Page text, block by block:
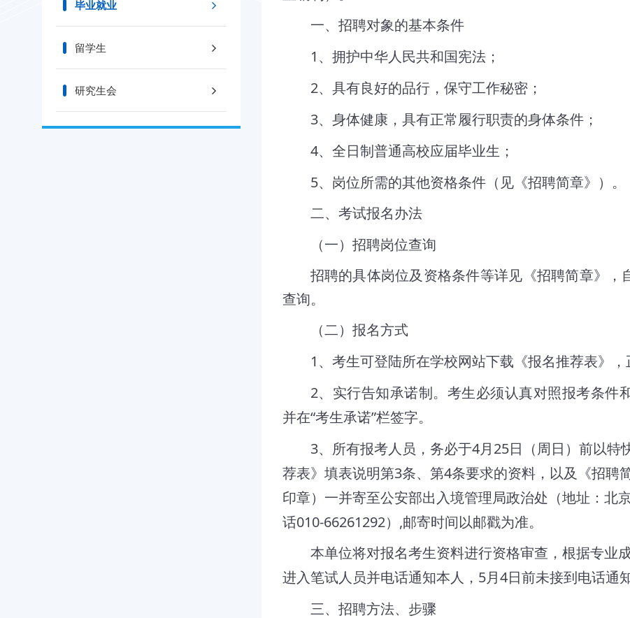
毕业就业
留学生
研究生会
一、招聘对象的基本条件
1 、拥护中华人民共和国宪法；
2、具有良好的品行，保守工作秘密；
3、身体健康，具有正常履行职责的身体条件；
4、全日制普通高校应届毕业生；
5、岗位所需的其他资格条件（见《招聘简章》）。
二、考试报名办法
（一）招聘岗位查询
招聘的具体岗位及资格条件等详见《招聘简章》
查询。
（二）报名方式
1 、考生可登陆所在学校网站下载《报名推荐表》，
2、实行告知承诺制。考生必须认真对照报考条件
并在“考生承诺”栏签字。
3、所有报考人员，务必于4月 25日（周日）前以特
荐表》填表说明第3条、第4条要求的资料，以及《招聘
印章）一并寄至公安部出入境管理局政治处（地址：北
话010-66261292） ,邮寄时间以邮戳为准。
本单位将对报名考生资料进行资格审查，根据专业
进入笔试人员并电话通知本人， 5月 4日前未接到电话通
三、招聘方法、步骤